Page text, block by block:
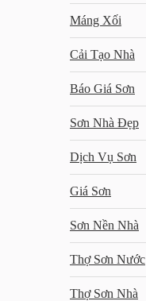
Máng Xối
Cải Tạo Nhà
Báo Giá Sơn
Sơn Nhà Đẹp
Dịch Vụ Sơn
Giá Sơn
Sơn Nền Nhà
Thợ Sơn Nước
Thợ Sơn Nhà